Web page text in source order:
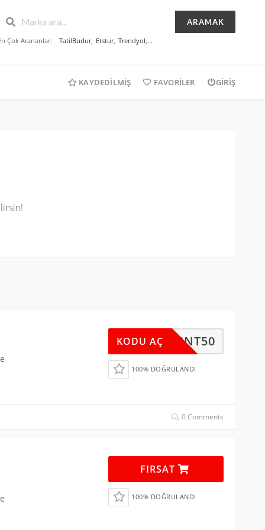
ARAMAK
Çok Arananlar: TatilBudur, Etstur, Trendyol,...
KAYDEDILMIŞ FAVORILER GIRIŞ
QAFSNT50
KODU AÇ
100% DOĞRULANDI
0 Comments
FIRSAT
100% DOĞRULANDI